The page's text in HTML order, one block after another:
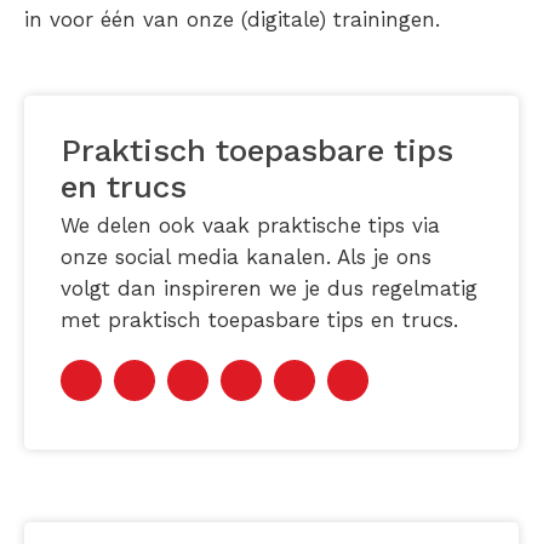
in voor één van onze (digitale) trainingen.
Praktisch toepasbare tips
en trucs
We delen ook vaak praktische tips via
onze social media kanalen. Als je ons
volgt dan inspireren we je dus regelmatig
met praktisch toepasbare tips en trucs.